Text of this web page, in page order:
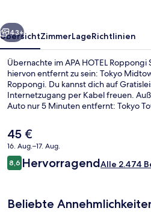
Weiter
43+
ÜbersichtZimmerLageRichtlinien
Übernachte im APA HOTEL
hiervon entfernt zu sein: Tokyo
Roppongi. Du kannst dich auf
Internetzugang per Kabel freuen.
Auto nur 5 Minuten entfernt: Tokyo
öffentlichen Verkehrsmitteln: Zur
5 und zur Station Roppongi sind es 8
Der
aktuelle
Preis
beträgt
45 €
16. Aug.–17. Aug.
Bewertungen
8,68,6 von 10.
HervorragendAlle 2.474
Beliebte